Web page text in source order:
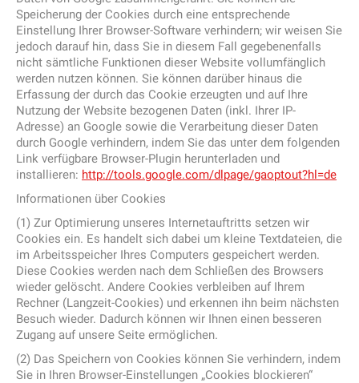
Speicherung der Cookies durch eine entsprechende
Einstellung Ihrer Browser-Software verhindern; wir weisen Sie
jedoch darauf hin, dass Sie in diesem Fall gegebenenfalls
nicht sämtliche Funktionen dieser Website vollumfänglich
werden nutzen können. Sie können darüber hinaus die
Erfassung der durch das Cookie erzeugten und auf Ihre
Nutzung der Website bezogenen Daten (inkl. Ihrer IP-
Adresse) an Google sowie die Verarbeitung dieser Daten
durch Google verhindern, indem Sie das unter dem folgenden
Link verfügbare Browser-Plugin herunterladen und
installieren: http://tools.google.com/dlpage/gaoptout?hl=de
Informationen über Cookies
(1) Zur Optimierung unseres Internetauftritts setzen wir
Cookies ein. Es handelt sich dabei um kleine Textdateien, die
im Arbeitsspeicher Ihres Computers gespeichert werden.
Diese Cookies werden nach dem Schließen des Browsers
wieder gelöscht. Andere Cookies verbleiben auf Ihrem
Rechner (Langzeit-Cookies) und erkennen ihn beim nächsten
Besuch wieder. Dadurch können wir Ihnen einen besseren
Zugang auf unsere Seite ermöglichen.
(2) Das Speichern von Cookies können Sie verhindern, indem
Sie in Ihren Browser-Einstellungen „Cookies blockieren“